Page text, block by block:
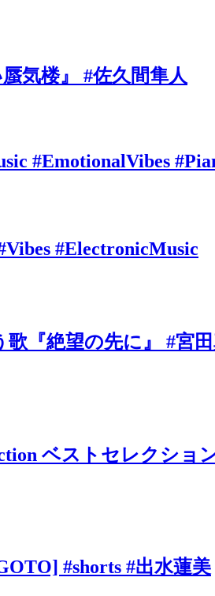
気楼』 #佐久間隼人
#EmotionalVibes
#ElectronicMusic
『絶望の先に』 #宮
ベストセレクショ
#shorts #出水蓮美